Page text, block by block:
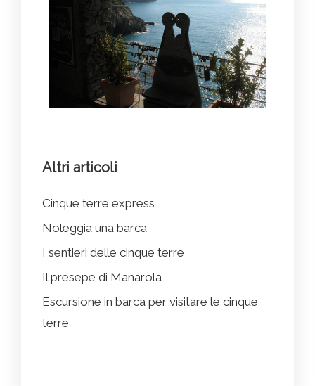
Altri articoli
Cinque terre express
Noleggia una barca
I sentieri delle cinque terre
Il presepe di Manarola
Escursione in barca per visitare le cinque
terre